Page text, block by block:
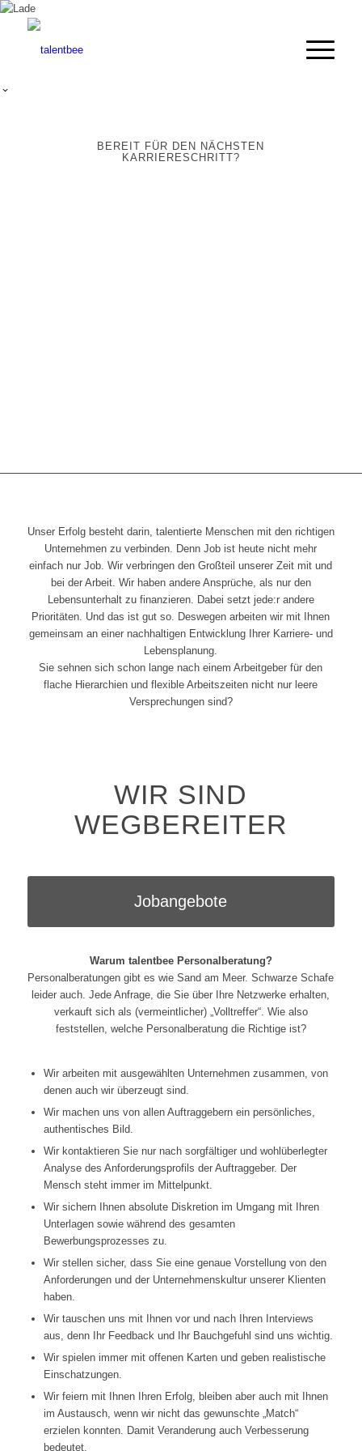
BEREIT FÜR DEN NÄCHSTEN
KARRIERESCHRITT?
Unser Erfolg besteht darin, talentierte Menschen mit den richtigen
Unternehmen zu verbinden. Denn Job ist heute nicht mehr
einfach nur Job. Wir verbringen den Großteil unserer Zeit mit und
bei der Arbeit. Wir haben andere Ansprüche, als nur den
Lebensunterhalt zu finanzieren. Dabei setzt jede:r andere
Prioritäten. Und das ist gut so. Deswegen arbeiten wir mit Ihnen
gemeinsam an einer nachhaltigen Entwicklung Ihrer Karriere- und
Lebensplanung.
Sie sehnen sich schon lange nach einem Arbeitgeber für den
flache Hierarchien und flexible Arbeitszeiten nicht nur leere
Versprechungen sind?
WIR SIND
WEGBEREITER
Jobangebote
Warum talentbee Personalberatung?
Personalberatungen gibt es wie Sand am Meer. Schwarze Schafe
leider auch. Jede Anfrage, die Sie über Ihre Netzwerke erhalten,
verkauft sich als (vermeintlicher) „Volltreffer“. Wie also
feststellen, welche Personalberatung die Richtige ist?
Wir arbeiten mit ausgewählten Unternehmen zusammen, von
denen auch wir überzeugt sind.
Wir machen uns von allen Auftraggebern ein persönliches,
authentisches Bild.
Wir kontaktieren Sie nur nach sorgfältiger und wohlüberlegter
Analyse des Anforderungsprofils der Auftraggeber. Der
Mensch steht immer im Mittelpunkt.
Wir sichern Ihnen absolute Diskretion im Umgang mit Ihren
Unterlagen sowie während des gesamten
Bewerbungsprozesses zu.
Wir stellen sicher, dass Sie eine genaue Vorstellung von den
Anforderungen und der Unternehmenskultur unserer Klienten
haben.
Wir tauschen uns mit Ihnen vor und nach Ihren Interviews
aus, denn Ihr Feedback und Ihr Bauchgefuhl sind uns wichtig.
Wir spielen immer mit offenen Karten und geben realistische
Einschatzungen.
Wir feiern mit Ihnen Ihren Erfolg, bleiben aber auch mit Ihnen
im Austausch, wenn wir nicht das gewunschte „Match“
erzielen konnten. Damit Veranderung auch Verbesserung
bedeutet.